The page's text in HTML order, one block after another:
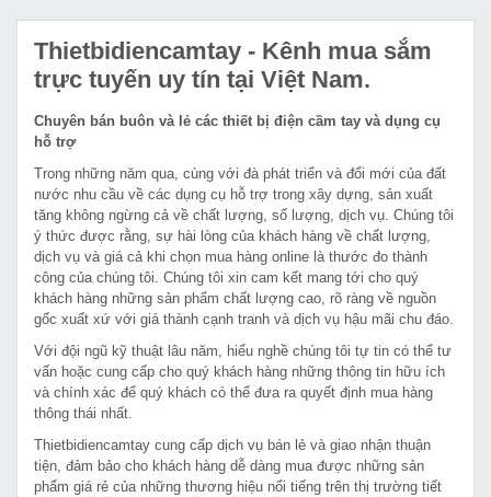
Thietbidiencamtay - Kênh mua sắm
trực tuyến uy tín tại Việt Nam.
Chuyên bán buôn và lẻ các thiết bị điện cầm tay và dụng cụ
hỗ trợ
Trong những năm qua, cùng với đà phát triển và đổi mới của đất
nước nhu cầu về các dụng cụ hỗ trợ trong xây dựng, sản xuất
tăng không ngừng cả về chất lượng, số lượng, dịch vụ. Chúng tôi
ý thức được rằng, sự hài lòng của khách hàng về chất lượng,
dịch vụ và giá cả khi chọn mua hàng online là thước đo thành
công của chúng tôi. Chúng tôi xin cam kết mang tới cho quý
khách hàng những sản phẩm chất lượng cao, rõ ràng về nguồn
gốc xuất xứ với giá thành cạnh tranh và dịch vụ hậu mãi chu đáo.
Với đội ngũ kỹ thuật lâu năm, hiểu nghề chúng tôi tự tin có thể tư
vấn hoặc cung cấp cho quý khách hàng những thông tin hữu ích
và chính xác để quý khách có thể đưa ra quyết định mua hàng
thông thái nhất.
Thietbidiencamtay cung cấp dịch vụ bán lẻ và giao nhận thuận
tiện, đảm bảo cho khách hàng dễ dàng mua được những sản
phẩm giá rẻ của những thương hiệu nổi tiếng trên thị trường tiết